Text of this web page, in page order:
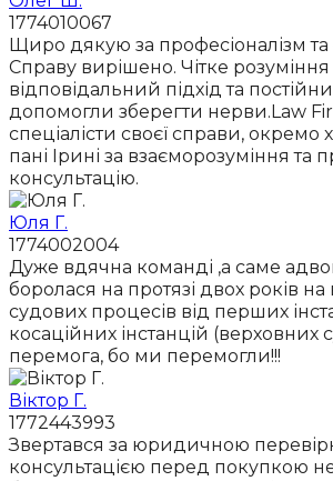
1774010067
Щиро дякую за професіоналізм та
Справу вирішено. Чітке
відповідальний підхід та
допомогли зберегти нерви.Law
спеціалісти своєї справи, окремо
пані Ірині за взаєморозуміння та
консультацію.
Юля Г.
1774002004
Дуже вдячна команді ,а саме
боролася на протязі двох років на
судових процесів від перших
косаційних інстанцій (верховних
перемога, бо ми перемогли!!!
Віктор Г.
1772443993
Звертався за юридичною
консультацією перед покупкою